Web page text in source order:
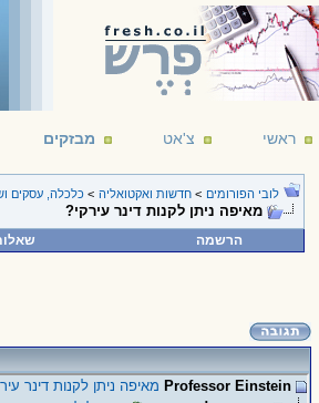
ראשי צ'אט מבזקים
לובי הפורומים > חדשות ואקטואליה > כלכלה, עסקים
מאיפה ניתן לקנות דינר עירקי?
הרשמה
Professor Einstein מאיפה ניתן לקנות דינר